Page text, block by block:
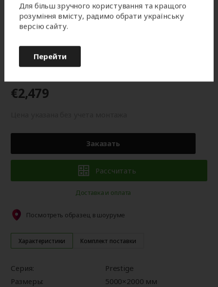
Цвет готового изделия может незначительно отличаться по
Характеристики Комплект поставки
Серия:
Prestige
Размеры:
5000×2000 мм
Гарантия 2 года
€2,479
Заказать
Рассчитать
Доставка и оплата
Посмотреть образец в шоуруме
Для більш зручного користування та кращого
розуміння вмісту, радимо обрати українську
версію сайту.
Перейти